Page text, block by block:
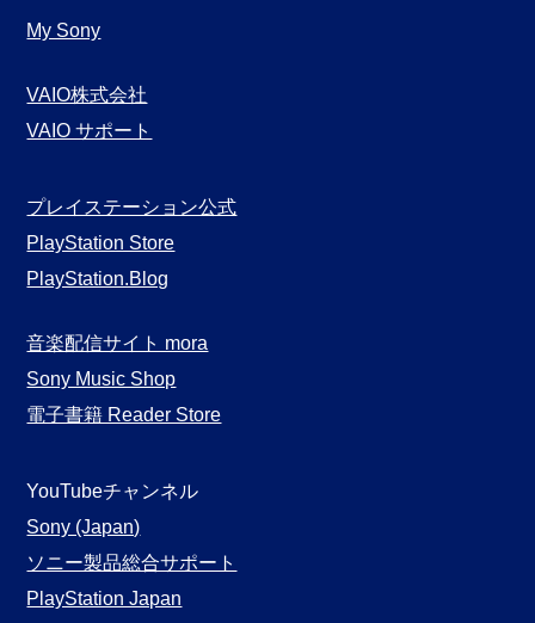
My Sony
VAIO株式会社
VAIO サポート
プレイステーション公式
PlayStation Store
PlayStation.Blog
音楽配信サイト mora
Sony Music Shop
電子書籍 Reader Store
YouTubeチャンネル
Sony (Japan)
ソニー製品総合サポート
PlayStation Japan